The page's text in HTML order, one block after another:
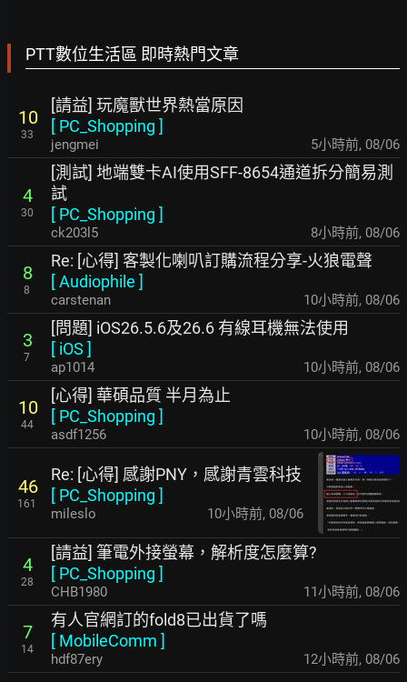
PTT數位生活區 即時熱門文章
10
33
[請益] 玩魔獸世界熱當原因
[ PC_Shopping ]
jengmei 5小時前, 08/06
4
30
[測試] 地端雙卡AI使用SFF-8654通道拆分簡易測
試
[ PC_Shopping ]
ck203l5 8小時前, 08/06
8
8
Re: [心得] 客製化喇叭訂購流程分享-火狼電聲
[Audiophile ]
carstenan 10小時前, 08/06
3
7
[問題] iOS26.5.6及26.6 有線耳機無法使用
[ iOS ]
ap1014 10小時前, 08/06
10
44
[心得] 華碩品質 半月為止
[ PC_Shopping ]
asdf1256 10小時前, 08/06
46
161
Re: [心得] 感謝PNY，感謝青雲科技
[ PC_Shopping ]
mileslo 10小時前, 08/06
4
28
[請益] 筆電外接螢幕，解析度怎麼算?
[ PC_Shopping ]
CHB1980 11小時前, 08/06
7
14
有人官網訂的fold8已出貨了嗎
[ MobileComm ]
hdf87ery 12小時前, 08/06